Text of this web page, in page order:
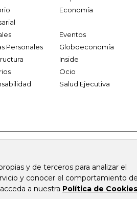
y de terceros para analizar el
y conocer el comportamiento
a nuestra Política de Cookies
Economía
Eventos
Personales
Globoeconomía
Inside
Ocio
Salud Ejecutiva
firmasdeabogados.com
rcnradio.com